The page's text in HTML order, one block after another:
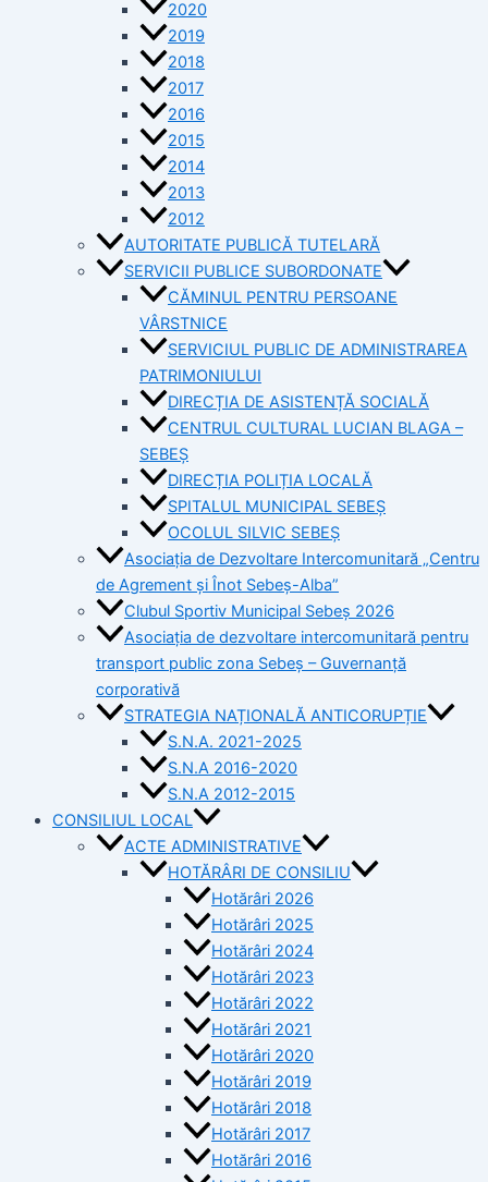
2020
2019
2018
2017
2016
2015
2014
2013
2012
AUTORITATE PUBLICĂ TUTELARĂ
SERVICII PUBLICE SUBORDONATE
CĂMINUL PENTRU PERSOANE
VÂRSTNICE
SERVICIUL PUBLIC DE ADMINISTRAREA
PATRIMONIULUI
DIRECȚIA DE ASISTENȚĂ SOCIALĂ
CENTRUL CULTURAL LUCIAN BLAGA –
SEBEȘ
DIRECȚIA POLIȚIA LOCALĂ
SPITALUL MUNICIPAL SEBEȘ
OCOLUL SILVIC SEBEȘ
Asociația de Dezvoltare Intercomunitară „Centru
de Agrement și Înot Sebeș-Alba”
Clubul Sportiv Municipal Sebeș 2026
Asociația de dezvoltare intercomunitară pentru
transport public zona Sebeș – Guvernanță
corporativă
STRATEGIA NAȚIONALĂ ANTICORUPȚIE
S.N.A. 2021-2025
S.N.A 2016-2020
S.N.A 2012-2015
CONSILIUL LOCAL
ACTE ADMINISTRATIVE
HOTĂRÂRI DE CONSILIU
Hotărâri 2026
Hotărâri 2025
Hotărâri 2024
Hotărâri 2023
Hotărâri 2022
Hotărâri 2021
Hotărâri 2020
Hotărâri 2019
Hotărâri 2018
Hotărâri 2017
Hotărâri 2016